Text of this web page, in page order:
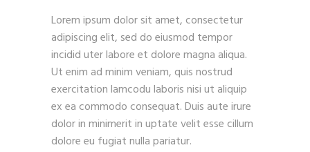
Lorem ipsum dolor sit amet, consectetur
adipiscing elit, sed do eiusmod tempor
incidid uter labore et dolore magna aliqua.
Ut enim ad minim veniam, quis nostrud
exercitation lamcodu laboris nisi ut aliquip
ex ea commodo consequat. Duis aute irure
dolor in minimerit in uptate velit esse cillum
dolore eu fugiat nulla pariatur.